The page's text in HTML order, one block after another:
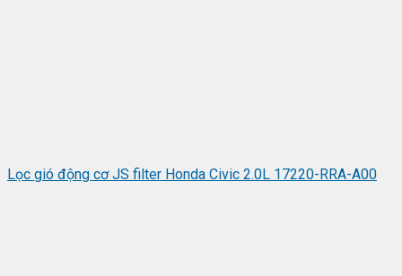
Lọc gió động cơ JS filter Honda Civic 2.0L 17220-RRA-A00